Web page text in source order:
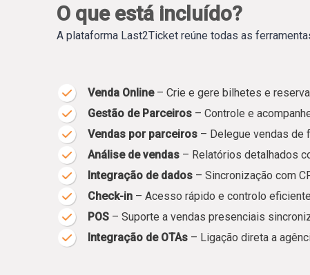
O que está incluído?
A plataforma Last2Ticket reúne todas as
Venda Online– Crie e gere bilhetes e
Gestão de Parceiros – Controle e
Vendas por parceiros – Delegue vendas de
Análise de vendas – Relatórios detalhados
Integração de dados – Sincronização com
Check-in – Acesso rápido e controlo
POS – Suporte a vendas presenciais
Integração de OTAs – Ligação direta a